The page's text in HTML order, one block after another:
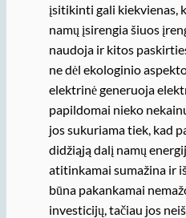
įsitikinti gali kiekvienas,
namų įsirengia šiuos
naudoja ir kitos
ne dėl ekologinio
elektrinė generuoja
papildomai nieko
jos sukuriama tiek, kad
didžiąją dalį namų
atitinkamai sumažina ir
būna pakankamai
investicijų, tačiau jos